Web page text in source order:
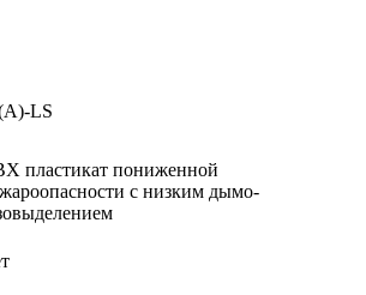
LS
пластикат пониженной
с низким дымо-